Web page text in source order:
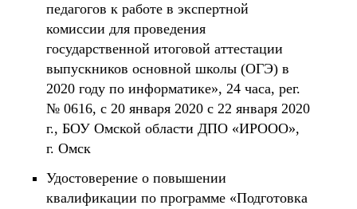
педагогов к работе в экспертной
комиссии для проведения
государственной итоговой аттестации
выпускников основной школы (ОГЭ) в
2020 году по информатике», 24 часа, рег.
№ 0616, с 20 января 2020 с 22 января 2020
г., БОУ Омской области ДПО «ИРООО»,
г. Омск
Удостоверение о повышении
квалификации по программе «Подготовка